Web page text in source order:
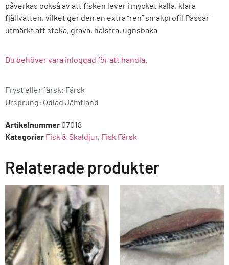
påverkas också av att fisken lever i mycket kalla, klara
fjällvatten, vilket ger den en extra ”ren” smakprofil Passar
utmärkt att steka, grava, halstra, ugnsbaka
Du behöver vara inloggad för att handla.
Fryst eller färsk: Färsk
Ursprung: Odlad Jämtland
Artikelnummer 07018
Kategorier Fisk & Skaldjur, Fisk Färsk
Relaterade produkter